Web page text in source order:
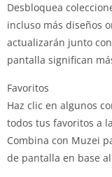
Desbloquea
incluso más diseños
actualizarán junto
pantalla significan
Favoritos
Haz clic en algunos
todos tus favoritos a
Combina con Muzei
de pantalla en base